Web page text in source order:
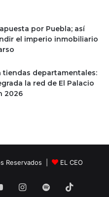
por Puebla; así
el imperio inmobiliario
tiendas departamentales:
la red de El Palacio
2026
Reservados | EL CEO
YouTubeInstagram
Spotify